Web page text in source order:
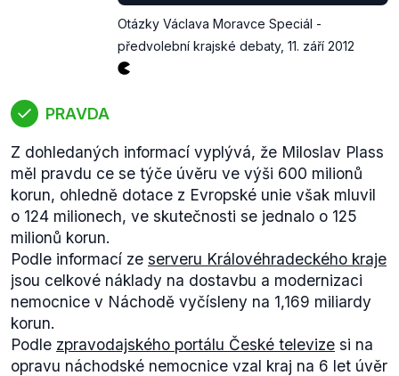
by zcela zakázal těžbu plynu pomocí metody
hydraulického štěpení hornin. O návrhu by se mělo
hlasovat po krajských volbách.
Otázky Václava Moravce Speciál -
předvolební krajské debaty, 11. září 2012
PRAVDA
Z dohledaných informací vyplývá, že Miloslav Plass
měl pravdu ce se týče úvěru ve výši 600 milionů
korun, ohledně dotace z Evropské unie však mluvil
o 124 milionech, ve skutečnosti se jednalo o 125
milionů korun.
Podle informací ze serveru Královéhradeckého kraje
jsou celkové náklady na dostavbu a modernizaci
nemocnice v Náchodě vyčísleny na 1,169 miliardy
korun.
Podle zpravodajského portálu České televize si na
opravu náchodské nemocnice vzal kraj na 6 let úvěr